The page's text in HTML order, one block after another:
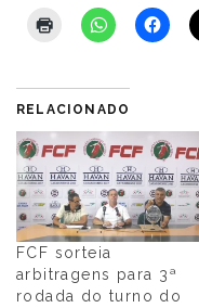
RELACIONADO
FCF sorteia
arbitragens para 3ª
rodada do turno do